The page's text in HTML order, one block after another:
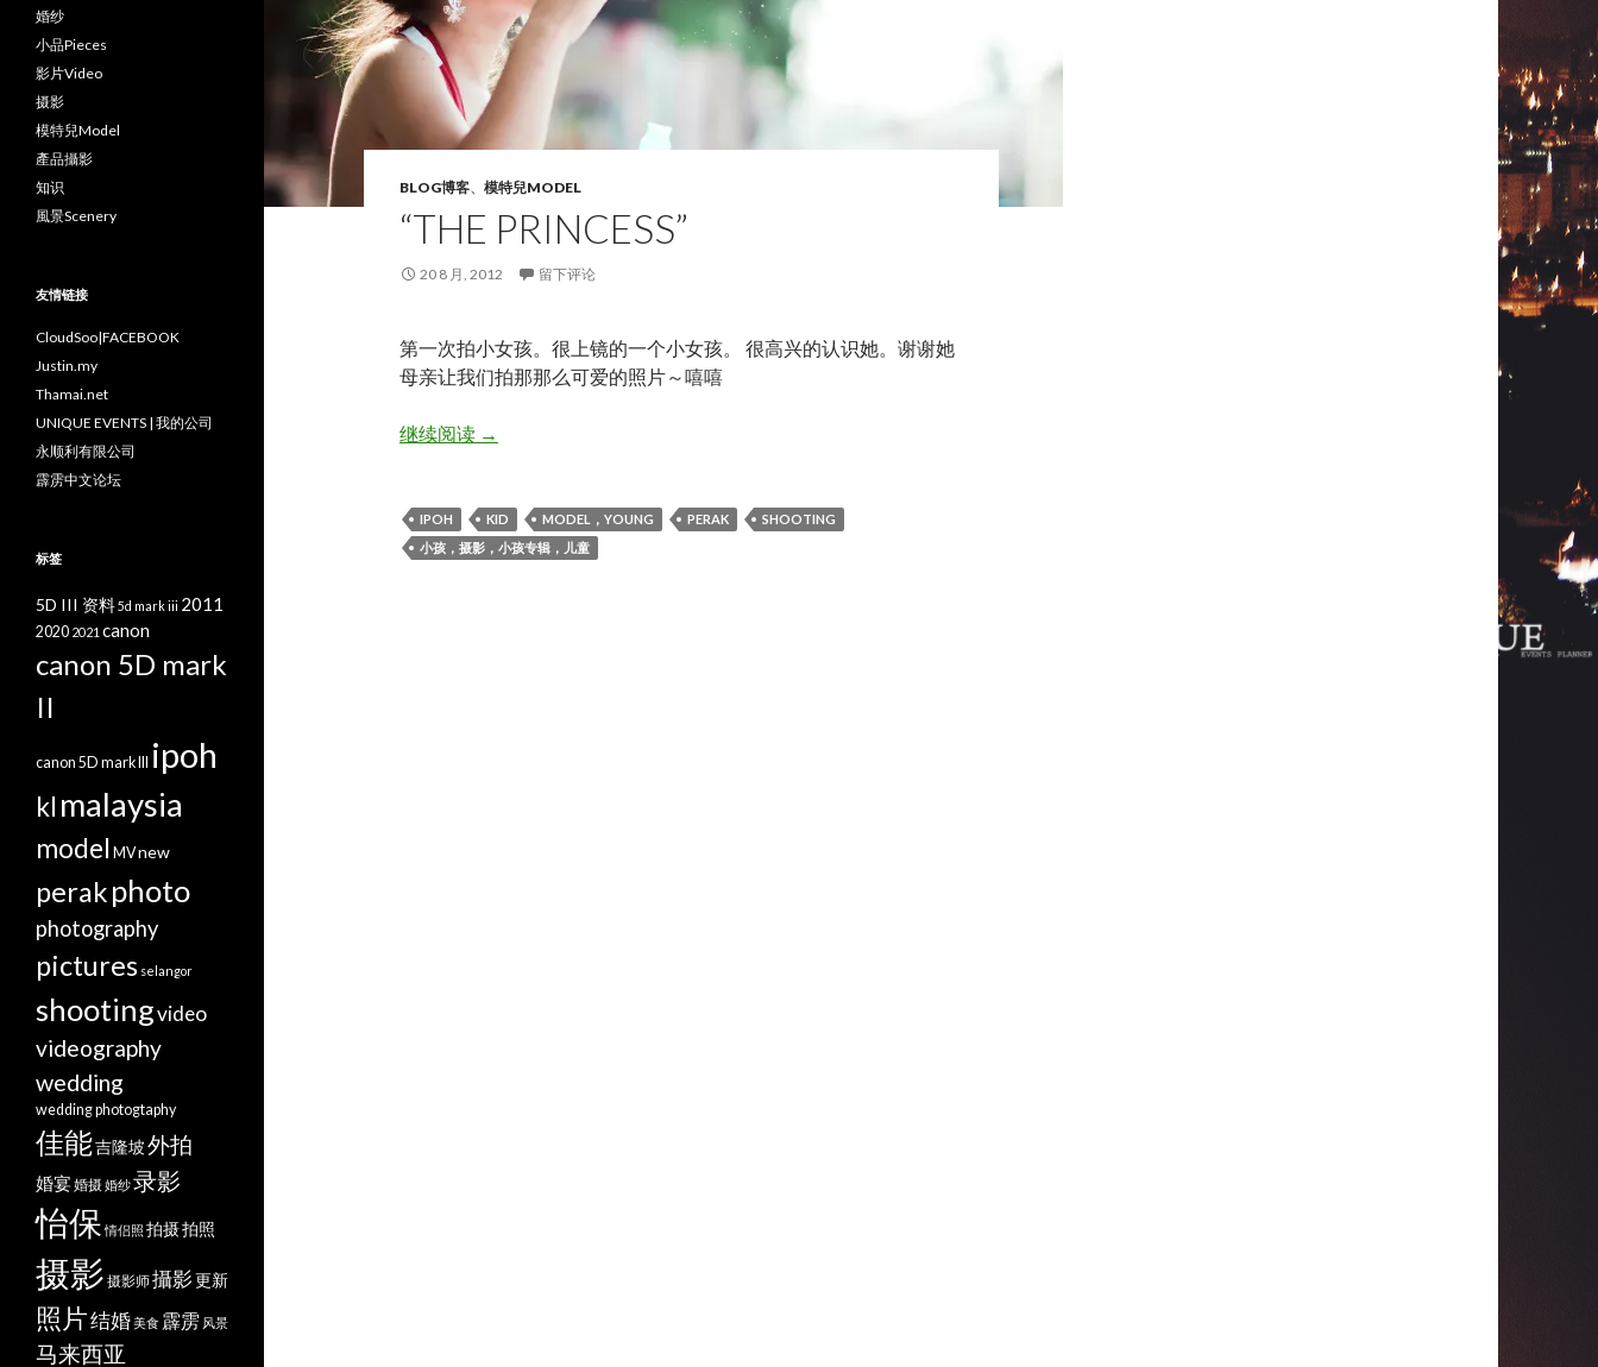
BLOG博客、 模特兒MODEL
“THE PRINCESS”
20 8 月, 2012 留下评论
第一次拍小女孩。很上镜的一个小女孩。 很高兴的认识她。谢谢她
母亲让我们拍那那么可爱的照片～嘻嘻
继续阅读“The Princess”
→
IPOH KID MODEL，YOUNG PERAK
SHOOTING
小孩，摄影，小孩专辑，儿童
婚纱
小品Pieces
影片Video
摄影
模特兒Model
產品攝影
知识
風景Scenery
友情链接
CloudSoo|FACEBOOK
Justin.my
Thamai.net
UNIQUE EVENTS | 我的公司
永顺利有限公司
霹雳中文论坛
标签
5D III 资料5d mark iii 2011
2020 2021 canon
canon 5D mark
II
canon 5D mark III ipoh
kl malaysia
model MVnew
perakphoto
photography
pictures selangor
shootingvideo
videography
wedding
wedding photogtaphy
佳能吉隆坡外拍
婚宴婚摄婚纱录影
怡保 情侣照 拍摄拍照
摄影 摄影师攝影更新
照片结婚美食 霹雳 风景
马来西亚